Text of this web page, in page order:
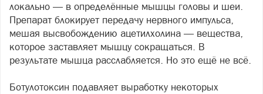
локально — в определённые мышцы головы и шеи.
Препарат блокирует передачу нервного импульса,
мешая высвобождению ацетилхолина — вещества,
которое заставляет мышцу сокращаться. В
результате мышца расслабляется. Но это ещё не всё.
Ботулотоксин подавляет выработку некоторых